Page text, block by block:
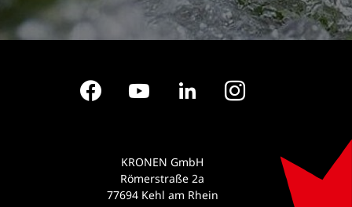
FacebookYouTube LinkedInInstagram
KRONEN GmbH
Römerstraße 2a
77694 Kehl am Rhein